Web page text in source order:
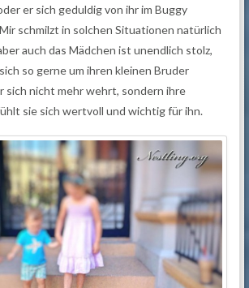
er sich geduldig von ihr im Buggy
schmilzt in solchen Situationen natürlich
auch das Mädchen ist unendlich stolz,
so gerne um ihren kleinen Bruder
sich nicht mehr wehrt, sondern ihre
sie sich wertvoll und wichtig für ihn.